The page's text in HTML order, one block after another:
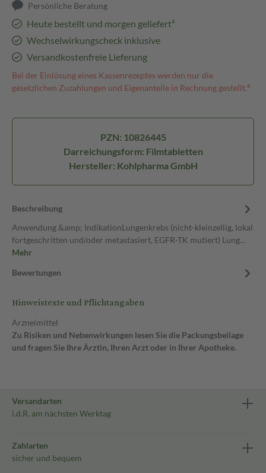
Persönliche Beratung
Heute bestellt und morgen geliefert³
Wechselwirkungscheck inklusive
Versandkostenfreie Lieferung
Bei der Einlösung eines Kassenrezeptes werden nur die
gesetzlichen Zuzahlungen und Eigenanteile in Rechnung gestellt.⁴
PZN: 10826445
Darreichungsform: Filmtabletten
Hersteller: Kohlpharma GmbH
Beschreibung
Anwendung &amp; IndikationLungenkrebs (nicht-kleinzellig, lokal
fortgeschritten und/oder metastasiert, EGFR-TK mutiert) Lung…
Mehr
Bewertungen
Hinweistexte und Pflichtangaben
Arzneimittel
Zu Risiken und Nebenwirkungen lesen Sie die Packungsbeilage
und fragen Sie Ihre Ärztin, Ihren Arzt oder in Ihrer Apotheke.
Versandarten
i.d.R. am nächsten Werktag
Zahlarten
sicher und bequem